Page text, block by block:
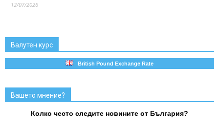
12/07/2026
Валутен курс
British Pound Exchange Rate
Вашето мнение?
Колко често следите новините от България?